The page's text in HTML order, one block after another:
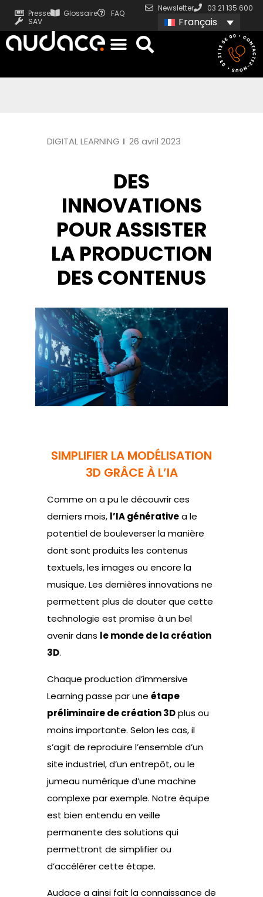
Presse Glossaire
FAQ
SAV
Newsletter 03 21 135 600
Français
DIGITAL LEARNING 26 avril 2023
DES
INNOVATIONS
POUR ASSISTER
LA PRODUCTION
DES CONTENUS
SIMPLIFIER LA MODÉLISATION
3D GRÂCE À L’IA
Comme on a pu le découvrir ces
derniers mois, l’IA générativea le
potentiel de bouleverser la manière
dont sont produits les contenus
textuels, les images ou encore la
musique. Les dernières innovations ne
permettent plus de douter que cette
technologie est promise à un bel
avenir dans le monde de la création
3D.
Chaque production d’immersive
Learning passe par une étape
préliminaire de création 3Dplus ou
moins importante. Selon les cas, il
s’agit de reproduire l’ensemble d’un
site industriel, d’un entrepôt, ou le
jumeau numérique d’une machine
complexe par exemple. Notre équipe
est bien entendu en veille
permanente des solutions qui
permettront de simplifier ou
d’accélérer cette étape.
Audace a ainsi fait la connaissance de